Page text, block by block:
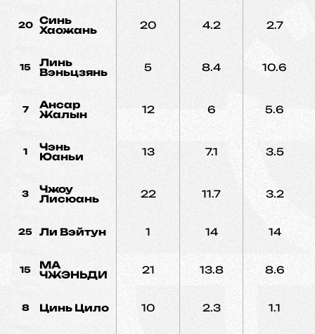
20
Синь
Хаожань
20 4.2 2.7
15
Линь
Вэньцзянь
5 8.4 10.6
7
Ансар
Жалын
12 6 5.6
1
Чэнь
Юаньи
13 7.1 3.5
3
Чжоу
Лисюань
22 11.7 3.2
25 Ли Вэйтун 1 14 14
15
MA
ЧЖЭНЬДИ
21 13.8 8.6
8 Цинь Цило 10 2.3 1.1